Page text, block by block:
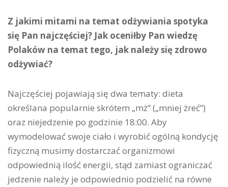
Z jakimi mitami na temat odżywiania spotyka
się Pan najczęściej? Jak oceniłby Pan wiedzę
Polaków na temat tego, jak należy się zdrowo
odżywiać?
Najczęściej pojawiają się dwa tematy: dieta
określana popularnie skrótem „mż” („mniej żreć”)
oraz niejedzenie po godzinie 18:00. Aby
wymodelować swoje ciało i wyrobić ogólną kondycję
fizyczną musimy dostarczać organizmowi
odpowiednią ilość energii, stąd zamiast ograniczać
jedzenie należy je odpowiednio podzielić na równe